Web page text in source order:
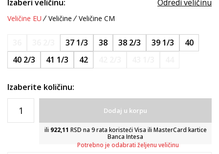
Izaberi veličinu: Odredi veličinu
Veličine EU Veličine Veličine CM
37 1/3 38 38 2/3 39 1/3
40
40 2/3
41 1/3 42
Izaberite količinu:
Dodaj u korpu
ili 922,11 RSD na 9 rata koristeći Visa ili MasterCard kartice
Banca Intesa
Potrebno je odabrati željenu veličinu